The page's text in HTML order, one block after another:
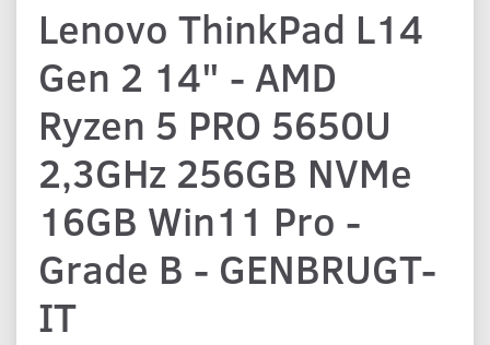
Lenovo ThinkPad L14
Gen 2 14" - AMD
Ryzen 5 PRO 5650U
2,3GHz 256GB NVMe
16GB Win11 Pro -
Grade B - GENBRUGT-
IT